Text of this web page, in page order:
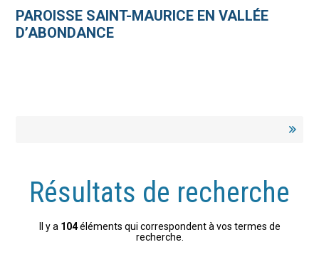
contenu.
personnelsPAROISSE SAINT-MAURICE EN VALLÉE
D’ABONDANCE
Résultats de recherche
Il y a 104éléments qui correspondent à vos termes de
recherche.